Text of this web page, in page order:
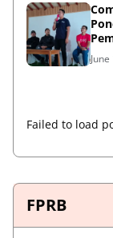
Failed to load
FPRB